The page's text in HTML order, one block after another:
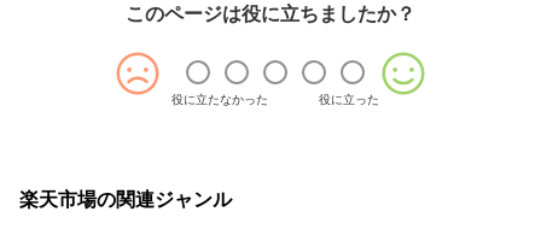
このページは役に立ちましたか？
役に立たなかった 役に立った
楽天市場の関連ジャンル